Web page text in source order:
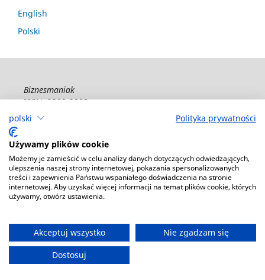
polski Polityka prywatności
Używamy plików cookie
Możemy je zamieścić w celu analizy danych dotyczących odwiedzających,
ulepszenia naszej strony internetowej, pokazania spersonalizowanych
treści i zapewnienia Państwu wspaniałego doświadczenia na stronie
internetowej. Aby uzyskać więcej informacji na temat plików cookie, których
używamy, otwórz ustawienia.
Akceptuj wszystko
Nie zgadzam się
Dostosuj
English
Polski
Biznesmaniak
ISSN: 2300-2905
Deklaracja dostępności